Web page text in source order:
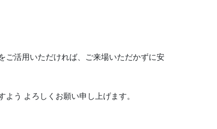
ご活用いただければ、ご来場いただかずに安
う よろしくお願い申し上げます。